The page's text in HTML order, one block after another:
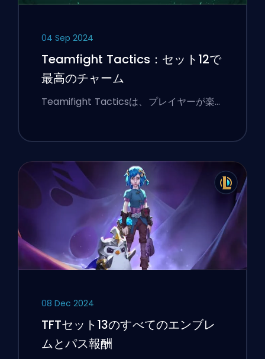
04 Sep 2024
Teamfight Tactics：セット12で
最高のチャーム
Teamifight Tacticsは、プレイヤーが楽…
08 Dec 2024
TFTセット13のすべてのエンブレ
ムとパス報酬